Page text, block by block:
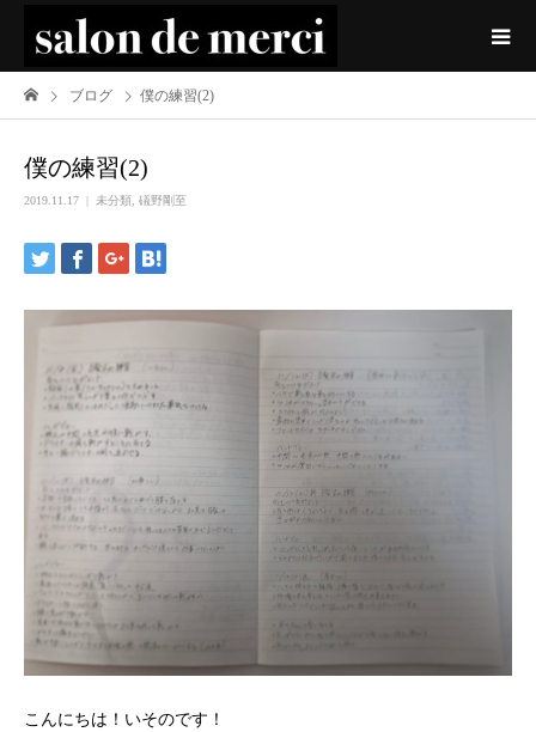
ブログ 僕の練習(2)
僕の練習(2)
2019.11.17 未分類 礒野剛至
こんにちは！いそのです！